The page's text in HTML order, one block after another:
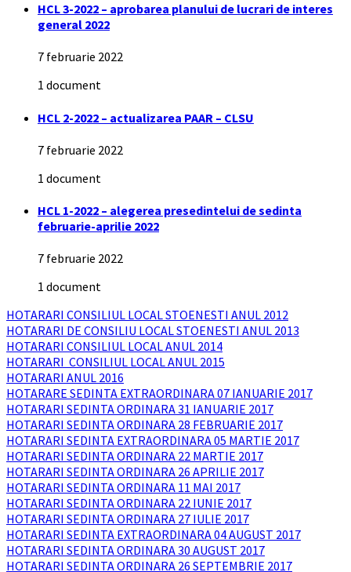
HCL 3-2022 – aprobarea planului de lucrari de interes
general 2022
7 februarie 2022
1 document
HCL 2-2022 – actualizarea PAAR – CLSU
7 februarie 2022
1 document
HCL 1-2022 – alegerea presedintelui de sedinta
februarie-aprilie 2022
7 februarie 2022
1 document
HOTARARI CONSILIUL LOCAL STOENESTI ANUL 2012
HOTARARI DE CONSILIU LOCAL STOENESTI ANUL 2013
HOTARARI CONSILIUL LOCAL ANUL 2014
HOTARARI CONSILIUL LOCAL ANUL 2015
HOTARARI ANUL 2016
HOTARARE SEDINTA EXTRAORDINARA 07 IANUARIE 2017
HOTARARI SEDINTA ORDINARA 31 IANUARIE 2017
HOTARARI SEDINTA ORDINARA 28 FEBRUARIE 2017
HOTARARI SEDINTA EXTRAORDINARA 05 MARTIE 2017
HOTARARI SEDINTA ORDINARA 22 MARTIE 2017
HOTARARI SEDINTA ORDINARA 26 APRILIE 2017
HOTARARI SEDINTA ORDINARA 11 MAI 2017
HOTARARI SEDINTA ORDINARA 22 IUNIE 2017
HOTARARI SEDINTA ORDINARA 27 IULIE 2017
HOTARARI SEDINTA EXTRAORDINARA 04 AUGUST 2017
HOTARARI SEDINTA ORDINARA 30 AUGUST 2017
HOTARARI SEDINTA ORDINARA 26 SEPTEMBRIE 2017